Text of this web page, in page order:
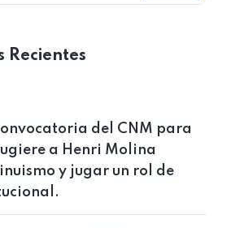
Recientes
del CNM para
a Henri Molina
y jugar un rol de